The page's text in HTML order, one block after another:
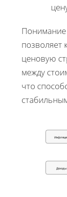
Понимание
позволяет
ценовую
между
что
Доходы